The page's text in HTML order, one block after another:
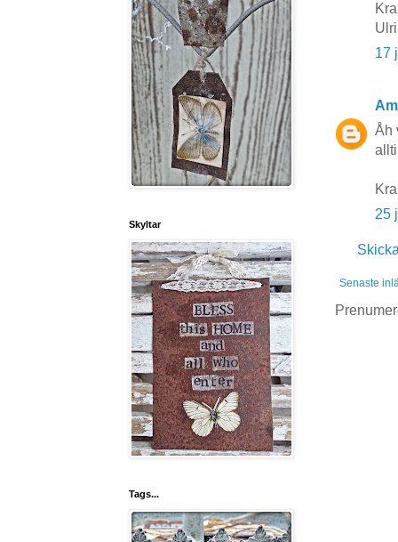
17
Åh
25
Senaste
Skyltar
Tags...